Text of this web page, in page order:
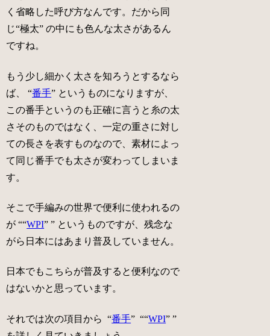
く省略した呼び方なんです。だから同
じ“極太” の中にも色んな太さがあるん
ですね。
もう少し細かく太さを知ろうとするなら
ば、 “番手” というものになりますが、
この番手というのも正確に言うと糸の太
さそのものではなく、一定の重さに対し
ての長さを表すものなので、素材によっ
て同じ番手でも太さが変わってしまいま
す。
そこで手編みの世界で便利に使われるの
が ““WPI”” というものですが、残念な
がら日本にはあまり普及していません。
日本でもこちらが普及すると便利なので
はないかと思っています。
それでは次の項目から “番手” ““WPI””